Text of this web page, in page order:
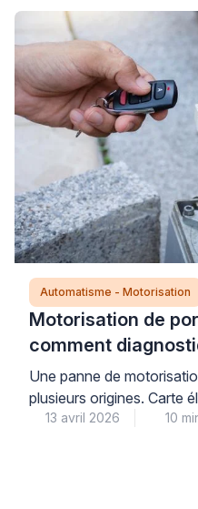
défectueuse, problème
détection ou erreur de
intervention technique,
et sécurisées permettent
relève […]
Automatisme - Motorisation
Motorisation de
comment
moteur
Une panne de
plusieurs origines. Carte
électrique, accessoires
13 avril 2026 10